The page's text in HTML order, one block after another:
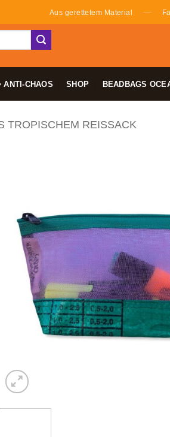
Aus gerettetem Material —
ANTI-CHAOS SHOP BEADBAGS
TROPISCHEM REISSACK